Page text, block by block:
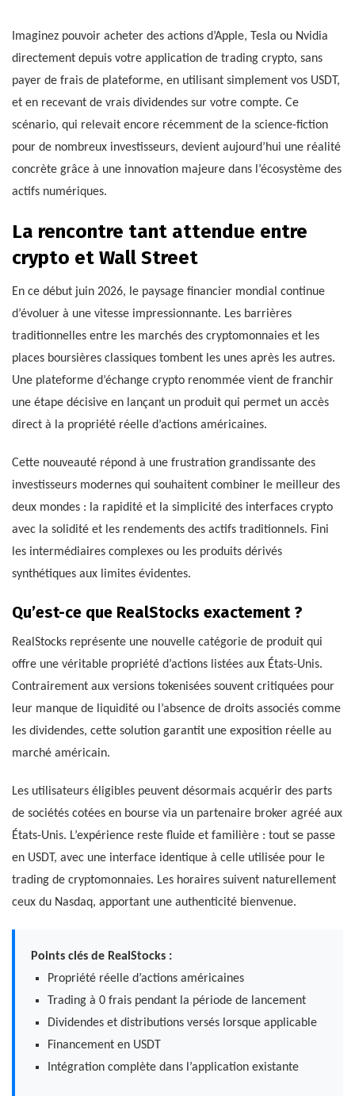
Imaginez pouvoir acheter des actions d’Apple, Tesla ou Nvidia
directement depuis votre application de trading crypto, sans
payer de frais de plateforme, en utilisant simplement vos USDT,
et en recevant de vrais dividendes sur votre compte. Ce
scénario, qui relevait encore récemment de la science-fiction
pour de nombreux investisseurs, devient aujourd’hui une réalité
concrète grâce à une innovation majeure dans l’écosystème des
actifs numériques.
La rencontre tant attendue entre
crypto et Wall Street
En ce début juin 2026, le paysage financier mondial continue
d’évoluer à une vitesse impressionnante. Les barrières
traditionnelles entre les marchés des cryptomonnaies et les
places boursières classiques tombent les unes après les autres.
Une plateforme d’échange crypto renommée vient de franchir
une étape décisive en lançant un produit qui permet un accès
direct à la propriété réelle d’actions américaines.
Cette nouveauté répond à une frustration grandissante des
investisseurs modernes qui souhaitent combiner le meilleur des
deux mondes : la rapidité et la simplicité des interfaces crypto
avec la solidité et les rendements des actifs traditionnels. Fini
les intermédiaires complexes ou les produits dérivés
synthétiques aux limites évidentes.
Qu’est-ce que RealStocks exactement ?
RealStocks représente une nouvelle catégorie de produit qui
offre une véritable propriété d’actions listées aux États-Unis.
Contrairement aux versions tokenisées souvent critiquées pour
leur manque de liquidité ou l’absence de droits associés comme
les dividendes, cette solution garantit une exposition réelle au
marché américain.
Les utilisateurs éligibles peuvent désormais acquérir des parts
de sociétés cotées en bourse via un partenaire broker agréé aux
États-Unis. L’expérience reste fluide et familière : tout se passe
en USDT, avec une interface identique à celle utilisée pour le
trading de cryptomonnaies. Les horaires suivent naturellement
ceux du Nasdaq, apportant une authenticité bienvenue.
Points clés de RealStocks :
Propriété réelle d’actions américaines
Trading à 0 frais pendant la période de lancement
Dividendes et distributions versés lorsque applicable
Financement en USDT
Intégration complète dans l’application existante